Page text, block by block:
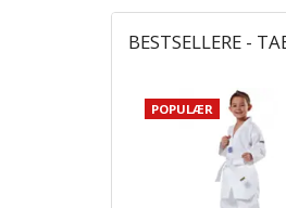
BESTSELLERE -
POPULÆR